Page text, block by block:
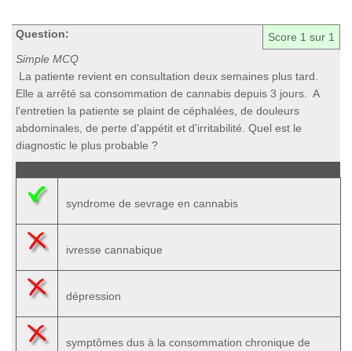
Score 1 sur 1
Question:
Simple MCQ
La patiente revient en consultation deux semaines plus tard.
Elle a arrêté sa consommation de cannabis depuis 3 jours. A
l'entretien la patiente se plaint de céphalées, de douleurs
abdominales, de perte d'appétit et d'irritabilité. Quel est le
diagnostic le plus probable ?
syndrome de sevrage en cannabis
ivresse cannabique
dépression
symptômes dus à la consommation chronique de